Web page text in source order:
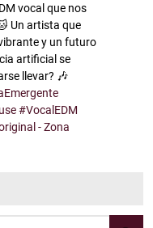
vocal que nos
Un artista que
y un futuro
artificial se
llevar? 🎶
#VocalEDM
- Zona